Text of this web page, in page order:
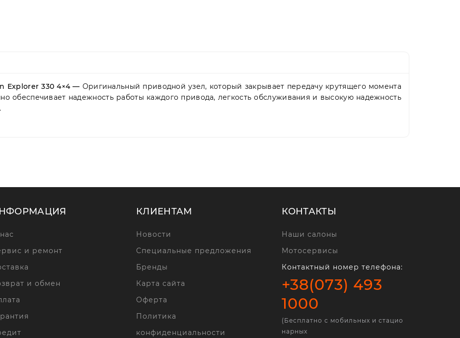
Explorer 330 4×4 — Оригинальный приводной узел, который закрывает передачу крутящего момента
обеспечивает надежность работы каждого привода, легкость обслуживания и высокую надежность
и ремонт
и обмен
КЛИЕНТАМ
Новости
Специальные предложения
Бренды
Карта сайта
Оферта
Политика
конфиденциальности
КОНТАКТЫ
Наши салоны
Мотосервисы
Контактный номер телефона:
+38(073) 493
1000
(Бесплатно с мобильных и стацио
нарных